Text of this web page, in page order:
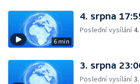
6 min
4. srpna
Poslední vysílání
3. srpna
Poslední vysílání